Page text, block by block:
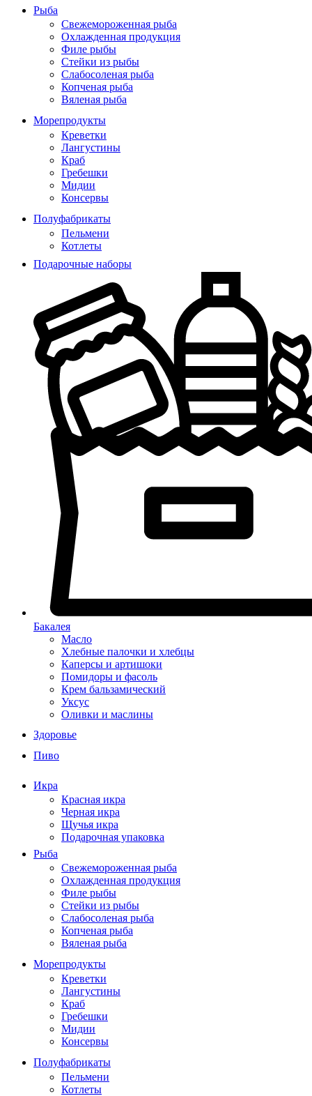
Рыба
Свежемороженная рыба
Охлажденная продукция
Филе рыбы
Стейки из рыбы
Слабосоленая рыба
Копченая рыба
Вяленая рыба
Морепродукты
Креветки
Лангустины
Краб
Гребешки
Мидии
Консервы
Полуфабрикаты
Пельмени
Котлеты
Подарочные наборы
Бакалея
Масло
Хлебные палочки и хлебцы
Каперсы и артишоки
Помидоры и фасоль
Крем бальзамический
Уксус
Оливки и маслины
Здоровье
Пиво
Икра
Красная икра
Черная икра
Щучья икра
Подарочная упаковка
Рыба
Свежемороженная рыба
Охлажденная продукция
Филе рыбы
Стейки из рыбы
Слабосоленая рыба
Копченая рыба
Вяленая рыба
Морепродукты
Креветки
Лангустины
Краб
Гребешки
Мидии
Консервы
Полуфабрикаты
Пельмени
Котлеты